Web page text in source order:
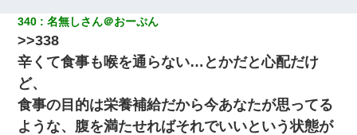
340 名無しさん＠おーぷん
>>338
辛くて食事も喉を通らない…とかだと心配だけ
ど、
食事の目的は栄養補給だから今あなたが思ってる
ような、腹を満たせればそれでいいという状態が